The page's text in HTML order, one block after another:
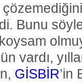
Bunu
vardı,
GİSBİR’in